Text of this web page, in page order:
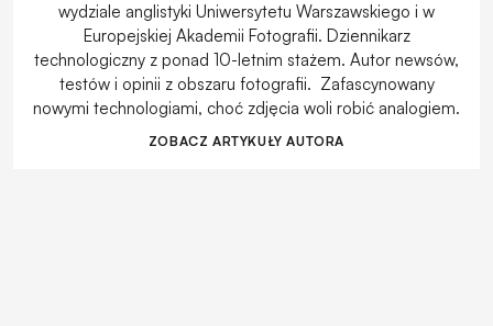
wydziale anglistyki Uniwersytetu Warszawskiego i w
Europejskiej Akademii Fotografii. Dziennikarz
technologiczny z ponad 10-letnim stażem. Autor newsów,
testów i opinii z obszaru fotografii. Zafascynowany
nowymi technologiami, choć zdjęcia woli robić analogiem.
ZOBACZ ARTYKUŁY AUTORA